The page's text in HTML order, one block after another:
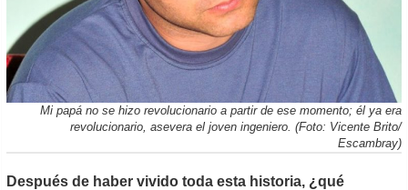
Mi papá no se hizo revolucionario a partir de ese momento; él ya era
revolucionario, asevera el joven ingeniero. (Foto: Vicente Brito/
Escambray)
Después de haber vivido toda esta historia, ¿qué